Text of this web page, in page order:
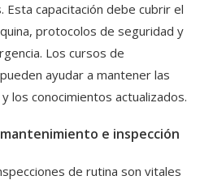
Esta capacitación debe cubrir el
protocolos de seguridad y
Los cursos de
ayudar a mantener las
los conocimientos actualizados.
e inspección
de rutina son vitales